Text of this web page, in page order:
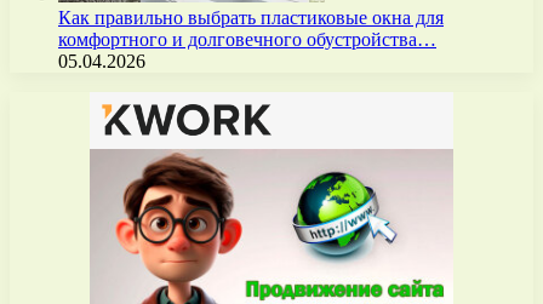
Как правильно выбрать пластиковые окна для
комфортного и долговечного обустройства…
05.04.2026